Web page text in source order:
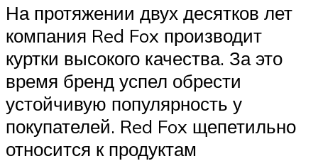
На протяжении двух десятков лет
компания Red Fox производит
куртки высокого качества. За это
время бренд успел обрести
устойчивую популярность у
покупателей. Red Fox щепетильно
относится к продуктам